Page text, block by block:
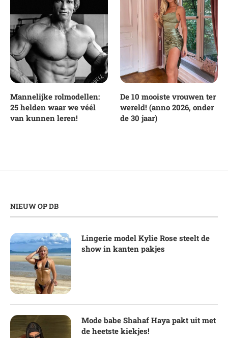
Mannelijke rolmodellen:
25 helden waar we véél
van kunnen leren!
De 10 mooiste vrouwen ter
wereld! (anno 2026, onder
de 30 jaar)
NIEUW OP DB
Lingerie model Kylie Rose steelt de
show in kanten pakjes
Mode babe Shahaf Haya pakt uit met
de heetste kiekjes!